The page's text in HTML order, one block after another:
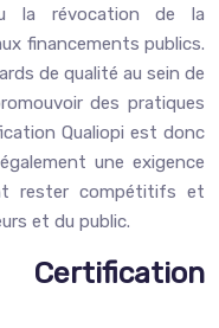
la révocation de la
financements publics.
de qualité au sein de
des pratiques
Qualiopi est donc
une exigence
rester compétitifs et
et du public.